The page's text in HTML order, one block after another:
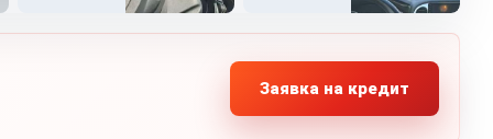
Заявка на кредит